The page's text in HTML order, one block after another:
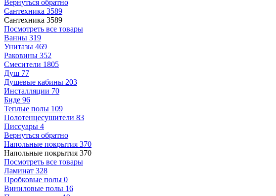
Вернуться обратно
Сантехника 3589
Сантехника 3589
Посмотреть все товары
Ванны 319
Унитазы 469
Раковины 352
Смесители 1805
Душ 77
Душевые кабины 203
Инсталляции 70
Биде 96
Теплые полы 109
Полотенцесушители 83
Писсуары 4
Вернуться обратно
Напольные покрытия 370
Напольные покрытия 370
Посмотреть все товары
Ламинат 328
Пробковые полы 0
Виниловые полы 16